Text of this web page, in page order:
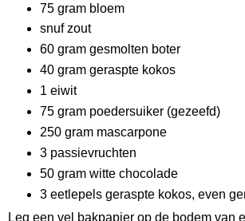
75 gram bloem
snuf zout
60 gram gesmolten boter
40 gram geraspte kokos
1 eiwit
75 gram poedersuiker (gezeefd)
250 gram mascarpone
3 passievruchten
50 gram witte chocolade
3 eetlepels geraspte kokos, even
Leg een vel bakpapier op de bodem van